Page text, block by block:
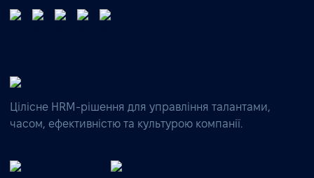
Цілісне HRM-рішення для управління талантами,
часом, ефективністю та культурою компанії.